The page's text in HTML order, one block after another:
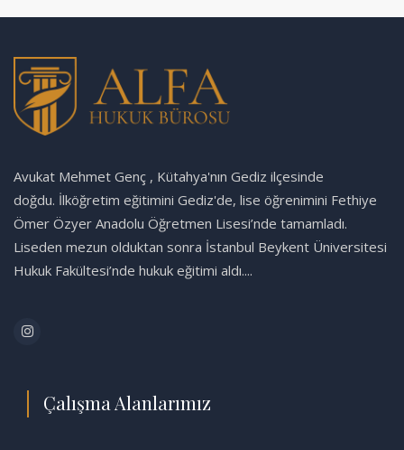
Avukat Mehmet Genç , Kütahya'nın Gediz ilçesinde
doğdu. İlköğretim eğitimini Gediz'de, lise öğrenimini Fethiye
Ömer Özyer Anadolu Öğretmen Lisesi’nde tamamladı.
Liseden mezun olduktan sonra İstanbul Beykent Üniversitesi
Hukuk Fakültesi’nde hukuk eğitimi aldı....
Çalışma Alanlarımız